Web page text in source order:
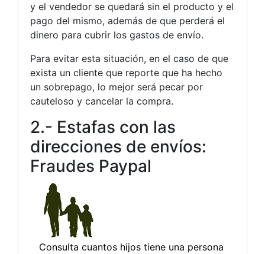
y el vendedor se quedará sin el producto y el
pago del mismo, además de que perderá el
dinero para cubrir los gastos de envío.
Para evitar esta situación, en el caso de que
exista un cliente que reporte que ha hecho
un sobrepago, lo mejor será pecar por
cauteloso y cancelar la compra.
2.- Estafas con las
direcciones de envíos:
Fraudes Paypal